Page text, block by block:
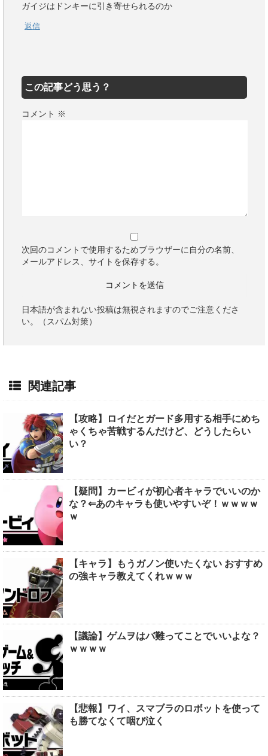
ガイジはドンキーに引き寄せられるのか
返信
この記事どう思う？
コメント ※
次回のコメントで使用するためブラウザーに自分の名前、
メールアドレス、サイトを保存する。
日本語が含まれない投稿は無視されますのでご注意くださ
い。（スパム対策）
関連記事
【攻略】ロイだとガード多用する相手にめち
ゃくちゃ苦戦するんだけど、どうしたらい
い？
【疑問】カービィが初心者キャラでいいのか
な？⇐あのキャラも使いやすいぞ！ｗｗｗｗ
ｗ
【キャラ】もうガノン使いたくない おすすめ
の強キャラ教えてくれｗｗｗ
【議論】ゲムヲはバ難ってことでいいよな？
ｗｗｗｗ
【悲報】ワイ、スマブラのロボットを使って
も勝てなくて咽び泣く